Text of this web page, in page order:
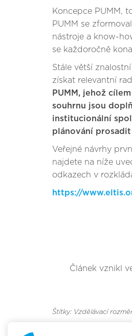
Koncepce PUMM,
PUMM se
nástroje a know-
se každoročně
Stále větší
získat relevantní
PUMM, jehož
souhrnu jsou
institucionální
plánování
Veřejné návrhy
najdete na níže
odkazech v
https://
Článek vznikl
Štítky: Vzdělávací